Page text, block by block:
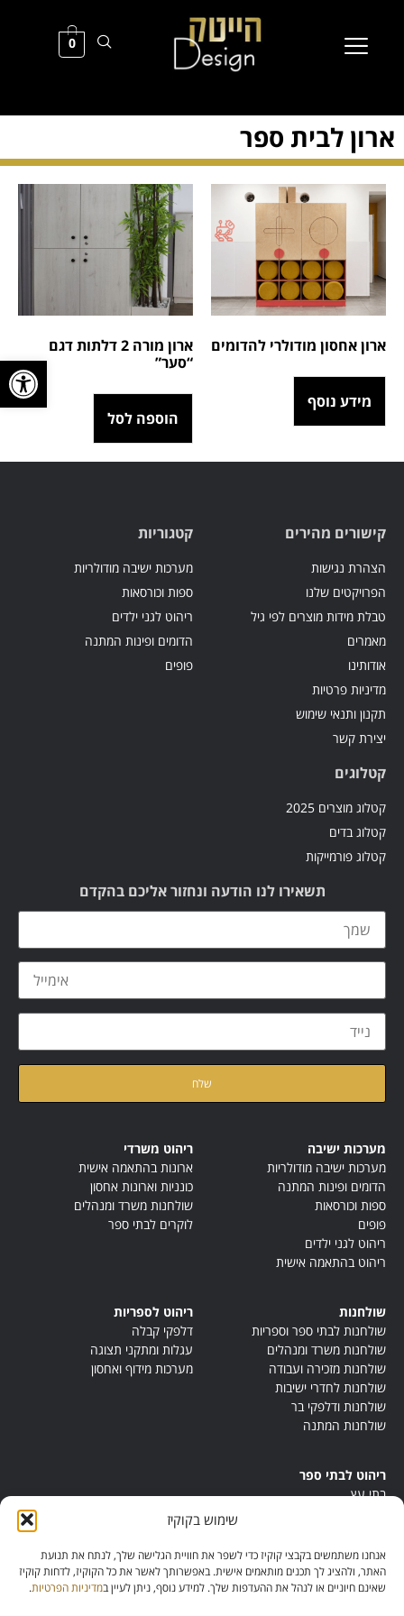
פתח
שימוש בקוקיז
אנחנו משתמשים בקבצי קוקיז כדי לשפר את חוויית הגלישה שלך, לנתח את תנועת
האתר, ולהציג לך תכנים מותאמים אישית. באפשרותך לאשר את כל הקוקיז, לדחות קוקיז
שאינם חיוניים או לנהל את ההעדפות שלך. למידע נוסף, ניתן לעיין במדיניות הפרטיות.
0
ארון לבית ספר
ארון אחסון מודולרי להדומים
מידע נוסף
ארון מורה 2 דלתות דגם
“סער”
הוספה לסל
קישורים מהירים
הצהרת נגישות
הפרויקטים שלנו
טבלת מידות מוצרים לפי גיל
מאמרים
אודותינו
מדיניות פרטיות
תקנון ותנאי שימוש
יצירת קשר
קטגוריות
מערכות ישיבה מודולריות
ספות וכורסאות
ריהוט לגני ילדים
הדומים ופינות המתנה
פופים
קטלוגים
קטלוג מוצרים 2025
קטלוג בדים
קטלוג פורמייקות
תשאירו לנו הודעה ונחזור אליכם בהקדם
מערכות ישיבה
מערכות ישיבה מודולריות
הדומים ופינות המתנה
ספות וכורסאות
פופים
ריהוט לגני ילדים
ריהוט בהתאמה אישית
ריהוט משרדי
ארונות בהתאמה אישית
כונניות וארונות אחסון
שולחנות משרד ומנהלים
לוקרים לבתי ספר
שולחנות
שולחנות לבתי ספר וספריות
שולחנות משרד ומנהלים
שולחנות מזכירה ועבודה
שולחנות לחדרי ישיבות
שולחנות ודלפקי בר
שולחנות המתנה
ריהוט לספריות
דלפקי קבלה
עגלות ומתקני תצוגה
מערכות מידוף ואחסון
ריהוט לבתי ספר
בתי עץ
ריהוט מונטסורי
ריהוט אנתרופוסופי